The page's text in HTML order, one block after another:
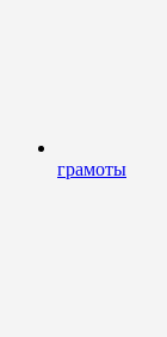
грамоты